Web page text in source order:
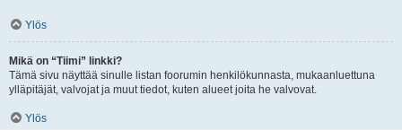
Ylös
Mikä on “Tiimi” linkki?
Tämä sivu näyttää sinulle listan foorumin henkilökunnasta, mukaanluettuna
ylläpitäjät, valvojat ja muut tiedot, kuten alueet joita he valvovat.
Ylös